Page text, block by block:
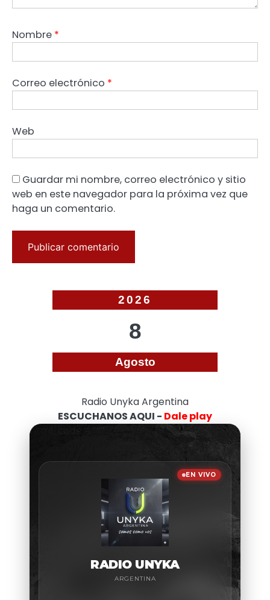
Nombre *
Correo electrónico *
Web
Guardar mi nombre, correo electrónico y sitio
web en este navegador para la próxima vez que
haga un comentario.
2026
8
Agosto
Radio Unyka Argentina
ESCUCHANOS AQUI - Dale play